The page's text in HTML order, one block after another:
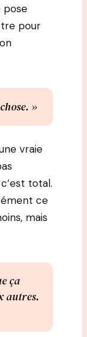
pose
pour
»
vraie
total.
ce
mais
ça
autres.